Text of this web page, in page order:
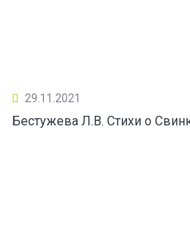
29.11.2021
Бестужева Л.В. Стихи о